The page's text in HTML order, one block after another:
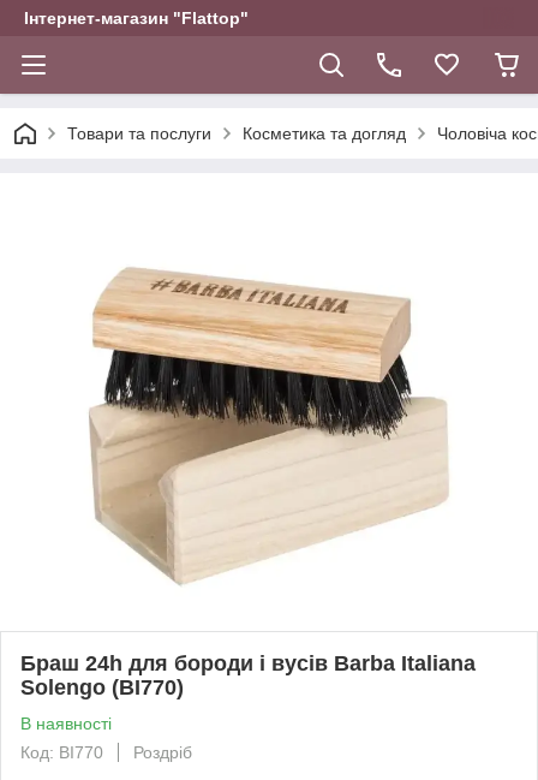
Інтернет-магазин "Flattop"
Товари та послуги Косметика та догляд Чоловіча
Браш 24h для бороди і вусів Barba Italiana
Solengo (BI770)
В наявності
Код: BI770
Роздріб